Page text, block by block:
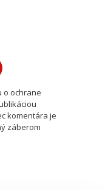
o ochrane
komentára je
záberom